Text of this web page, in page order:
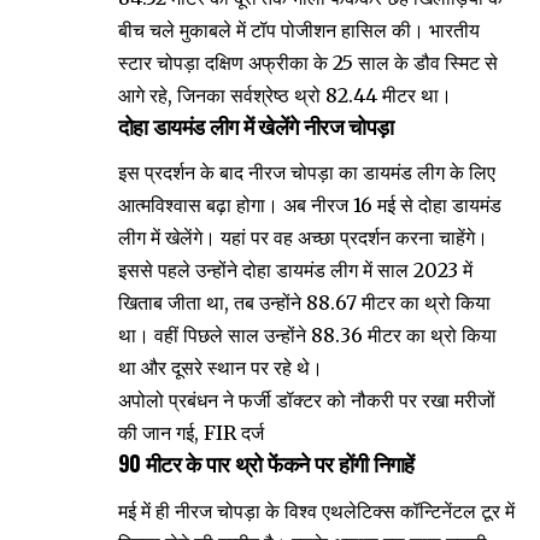
बीच चले मुकाबले में टॉप पोजीशन हासिल की। भारतीय
स्टार चोपड़ा दक्षिण अफ्रीका के 25 साल के डौव स्मिट से
आगे रहे, जिनका सर्वश्रेष्ठ थ्रो 82.44 मीटर था।
दोहा डायमंड लीग में खेलेंगे नीरज चोपड़ा
इस प्रदर्शन के बाद नीरज चोपड़ा का डायमंड लीग के लिए
आत्मविश्वास बढ़ा होगा। अब नीरज 16 मई से दोहा डायमंड
लीग में खेलेंगे। यहां पर वह अच्छा प्रदर्शन करना चाहेंगे।
इससे पहले उन्होंने दोहा डायमंड लीग में साल 2023 में
खिताब जीता था, तब उन्होंने 88.67 मीटर का थ्रो किया
था। वहीं पिछले साल उन्होंने 88.36 मीटर का थ्रो किया
था और दूसरे स्थान पर रहे थे।
अपोलो प्रबंधन ने फर्जी डॉक्टर को नौकरी पर रखा मरीजों
की जान गई, FIR दर्ज
90 मीटर के पार थ्रो फेंकने पर होंगी निगाहें
मई में ही नीरज चोपड़ा के विश्व एथलेटिक्स कॉन्टिनेंटल टूर में